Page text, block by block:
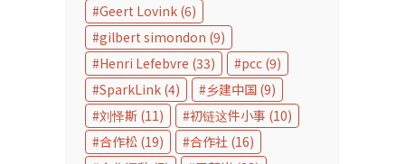
Geert Lovink (6)
gilbert simondon (9)
Henri Lefebvre (33) pcc (9)
SparkLink (4) 乡建中国 (9)
刘怿斯 (11) 初链这件小事 (10)
合作松 (19) 合作社 (16)